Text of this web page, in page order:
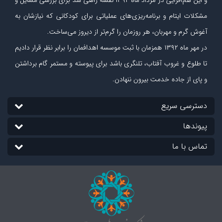
مشکلات ایتام و برنامه‌ریزی‏‌های عملیاتی برای کودکانی که نیازشان به
آغوش گرم و مهربان، هر روزمان را گرم‌تر از دیروز می‏‌ساخت.
در مهر ماه ۱۳۹۲ همزمان با ثبت موسسه اهدافمان را برابر نظر قرار دادیم
تا طلوع و غروب آفتاب، تلنگری باشد برای پیوسته و مستمر گام برداشتن
و پای از جاده‏ خدمت بیرون ننهادن.
دسترسی سریع
پیوندها
تماس با ما